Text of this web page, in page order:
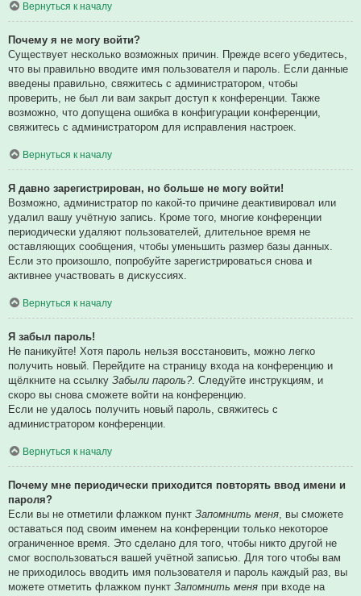
Вернуться к началу
Почему я не могу войти?
Существует несколько возможных причин. Прежде всего убедитесь,
что вы правильно вводите имя пользователя и пароль. Если данные
введены правильно, свяжитесь с администратором, чтобы
проверить, не был ли вам закрыт доступ к конференции. Также
возможно, что допущена ошибка в конфигурации конференции,
свяжитесь с администратором для исправления настроек.
Вернуться к началу
Я давно зарегистрирован, но больше не могу войти!
Возможно, администратор по какой-то причине деактивировал или
удалил вашу учётную запись. Кроме того, многие конференции
периодически удаляют пользователей, длительное время не
оставляющих сообщения, чтобы уменьшить размер базы данных.
Если это произошло, попробуйте зарегистрироваться снова и
активнее участвовать в дискуссиях.
Вернуться к началу
Я забыл пароль!
Не паникуйте! Хотя пароль нельзя восстановить, можно легко
получить новый. Перейдите на страницу входа на конференцию и
щёлкните на ссылку Забыли пароль?. Следуйте инструкциям, и
скоро вы снова сможете войти на конференцию.
Если не удалось получить новый пароль, свяжитесь с
администратором конференции.
Вернуться к началу
Почему мне периодически приходится повторять ввод имени и
пароля?
Если вы не отметили флажком пункт Запомнить меня , вы сможете
оставаться под своим именем на конференции только некоторое
ограниченное время. Это сделано для того, чтобы никто другой не
смог воспользоваться вашей учётной записью. Для того чтобы вам
не приходилось вводить имя пользователя и пароль каждый раз, вы
можете отметить флажком пункт Запомнить меня при входе на